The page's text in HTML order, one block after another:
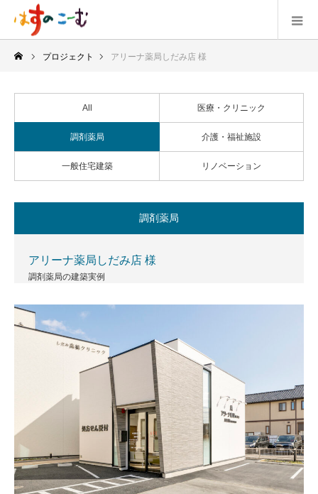
プロジェクト アリーナ薬局しだみ店 様
All 医療・クリニック
調剤薬局 介護・福祉施設
一般住宅建築 リノベーション
調剤薬局
アリーナ薬局しだみ店 様
調剤薬局の建築実例